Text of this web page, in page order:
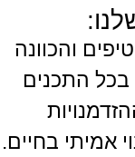
והכוונה
בכל התכנים
אמיתי בחיים.